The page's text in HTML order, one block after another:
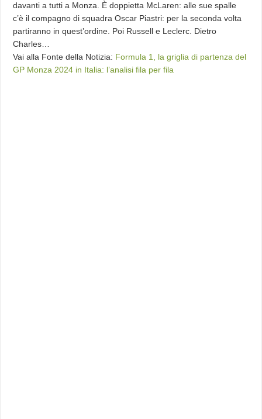
davanti a tutti a Monza. È doppietta McLaren: alle sue spalle
c’è il compagno di squadra Oscar Piastri: per la seconda volta
partiranno in quest’ordine. Poi Russell e Leclerc. Dietro
Charles…
Vai alla Fonte della Notizia: Formula 1, la griglia di partenza del
GP Monza 2024 in Italia: l’analisi fila per fila